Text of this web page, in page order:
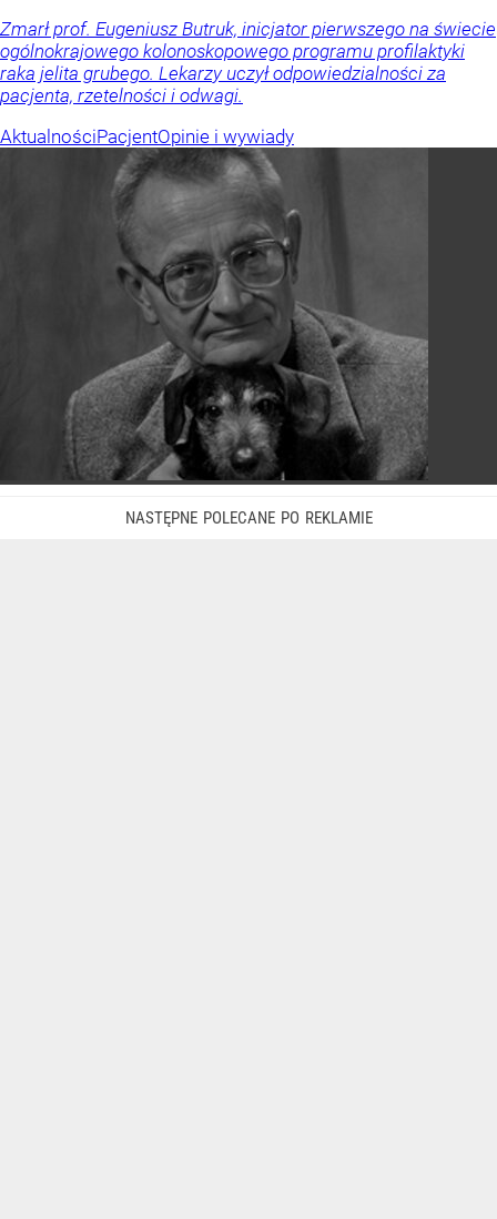
Zmarł prof. Eugeniusz Butruk, inicjator pierwszego na świecie
ogólnokrajowego kolonoskopowego programu profilaktyki
raka jelita grubego. Lekarzy uczył odpowiedzialności za
pacjenta, rzetelności i odwagi.
AktualnościPacjentOpinie i wywiady